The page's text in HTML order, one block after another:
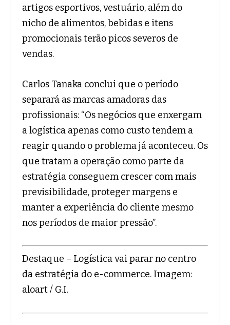
artigos esportivos, vestuário, além do
nicho de alimentos, bebidas e itens
promocionais terão picos severos de
vendas.
Carlos Tanaka conclui que o período
separará as marcas amadoras das
profissionais: “Os negócios que enxergam
a logística apenas como custo tendem a
reagir quando o problema já aconteceu. Os
que tratam a operação como parte da
estratégia conseguem crescer com mais
previsibilidade, proteger margens e
manter a experiência do cliente mesmo
nos períodos de maior pressão”.
Destaque – Logística vai parar no centro
da estratégia do e-commerce. Imagem:
aloart / G.I.